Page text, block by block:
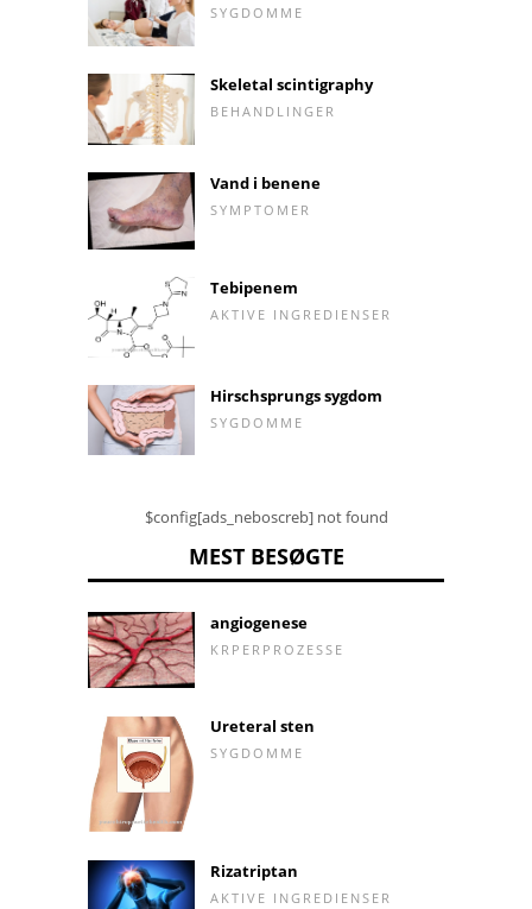
SYGDOMME
Skeletal scintigraphy
BEHANDLINGER
Vand i benene
SYMPTOMER
Tebipenem
AKTIVE INGREDIENSER
Hirschsprungs sygdom
SYGDOMME
$config[ads_neboscreb] not found
MEST BESØGTE
angiogenese
KRPERPROZESSE
Ureteral sten
SYGDOMME
Rizatriptan
AKTIVE INGREDIENSER